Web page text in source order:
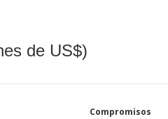
de US$)
Compromisos